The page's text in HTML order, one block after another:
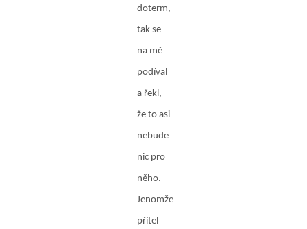
doterm,
tak se
na mě
podíval
a řekl,
že to asi
nebude
nic pro
něho.
Jenomže
přítel